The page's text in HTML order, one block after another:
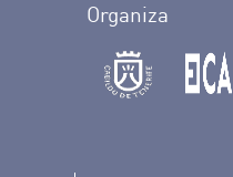
Organiza